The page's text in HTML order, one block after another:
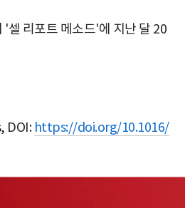
'셀 리포트 메소드'에 지난 달 20
DOI: https://doi.org/10.1016/